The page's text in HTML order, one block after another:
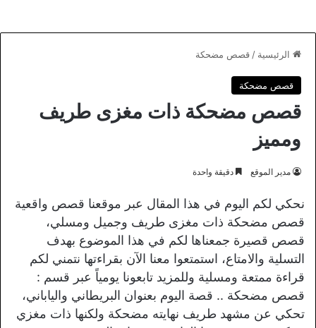
الرئيسية / قصص مضحكة
قصص مضحكة
قصص مضحكة ذات مغزى طريف
ومميز
مدير الموقع دقيقة واحدة
نحكي لكم اليوم في هذا المقال عبر موقعنا قصص واقعية
قصص مضحكة ذات مغزى طريف وجميل ومسلي،
قصص قصيرة جمعناها لكم في هذا الموضوع بهدف
التسلية والامتاع، استمتعوا معنا الآن بقراءتها نتمني لكم
قراءة ممتعة ومسلية وللمزيد تابعونا يومياً عبر قسم :
قصص مضحكة .. قصة اليوم بعنوان البريطاني والياباني،
تحكي عن مشهد طريف نهايته مضحكة ولكنها ذات مغزي